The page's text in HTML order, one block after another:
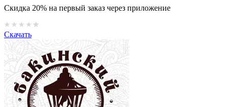
Скидка 20% на первый заказ через приложение
Скачать